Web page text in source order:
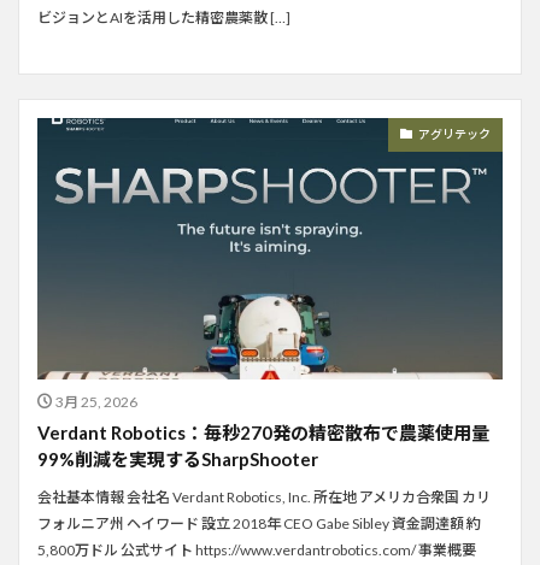
ビジョンとAIを活用した精密農薬散 […]
アグリテック
3月 25, 2026
Verdant Robotics：毎秒270発の精密散布で農薬使用量
99%削減を実現するSharpShooter
会社基本情報 会社名 Verdant Robotics, Inc. 所在地 アメリカ合衆国 カリ
フォルニア州 ヘイワード 設立 2018年 CEO Gabe Sibley 資金調達額 約
5,800万ドル 公式サイト https://www.verdantrobotics.com/ 事業概要